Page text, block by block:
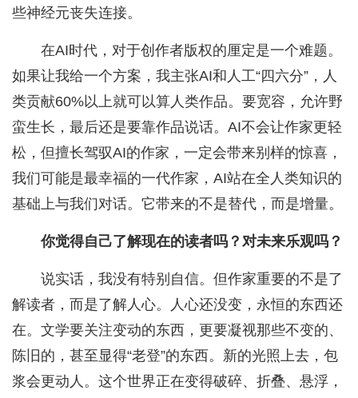
些神经元丧失连接。
在AI时代，对于创作者版权的厘定是一个难题。
如果让我给一个方案，我主张AI和人工“四六分”，人
类贡献60%以上就可以算人类作品。要宽容，允许野
蛮生长，最后还是要靠作品说话。AI不会让作家更轻
松，但擅长驾驭AI的作家，一定会带来别样的惊喜，
我们可能是最幸福的一代作家，AI站在全人类知识的
基础上与我们对话。它带来的不是替代，而是增量。
你觉得自己了解现在的读者吗？对未来乐观吗？
说实话，我没有特别自信。但作家重要的不是了
解读者，而是了解人心。人心还没变，永恒的东西还
在。文学要关注变动的东西，更要凝视那些不变的、
陈旧的，甚至显得“老登”的东西。新的光照上去，包
浆会更动人。这个世界正在变得破碎、折叠、悬浮，